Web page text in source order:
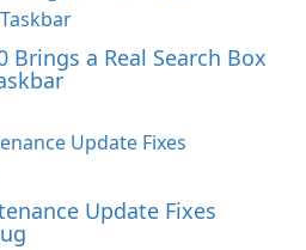
Brings a Real Search Box
Update Fixes